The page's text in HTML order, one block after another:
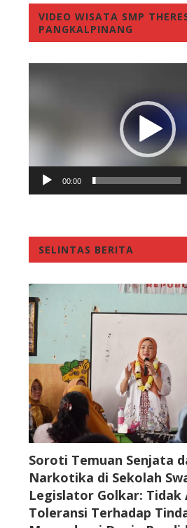
VIDEO WISATA SMP
PANGKALPINANG
00:00
SELINTAS BERITA
Soroti Temuan Senjata
Narkotika di Sekolah
Legislator Golkar: Tidak
Toleransi Terhadap